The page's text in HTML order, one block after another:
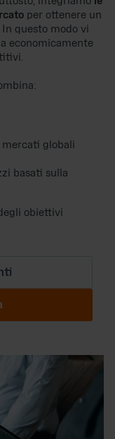
per ottenere un
questo modo vi
economicamente
globali
basati sulla
obiettivi